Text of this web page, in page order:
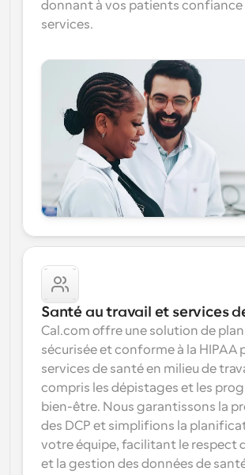
donnant à vos patients confiance
services.
Santé au travail et services
Cal.com offre une solution de
sécurisée et conforme à la HIPAA
services de santé en milieu de
compris les dépistages et les
bien-être. Nous garantissons la
des DCP et simplifions la
votre équipe, facilitant le respect
et la gestion des données de